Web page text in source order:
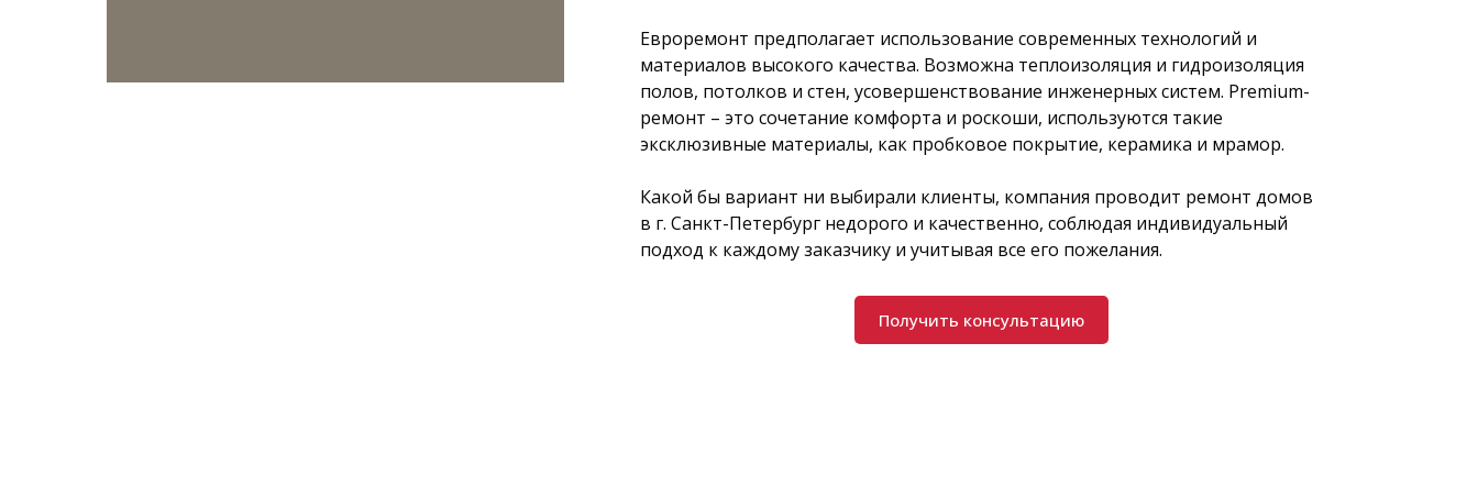
Евроремонт предполагает использование современных технологий и
материалов высокого качества. Возможна теплоизоляция и гидроизоляция
полов, потолков и стен, усовершенствование инженерных систем. Premium-
ремонт – это сочетание комфорта и роскоши, используются такие
эксклюзивные материалы, как пробковое покрытие, керамика и мрамор.
Какой бы вариант ни выбирали клиенты, компания проводит ремонт домов
в г. Санкт-Петербург недорого и качественно, соблюдая индивидуальный
подход к каждому заказчику и учитывая все его пожелания.
Получить консультацию